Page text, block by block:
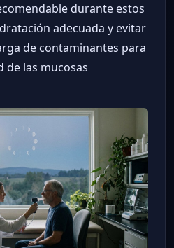
durante estos
adecuada y evitar
de contaminantes para
las mucosas